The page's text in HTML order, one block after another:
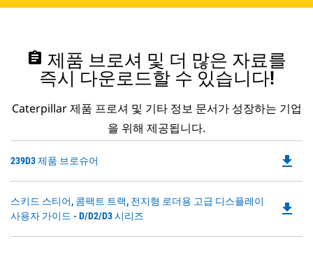
assignment 제품 브로셔 및 더 많은 자료를
즉시 다운로드할 수 있습니다!
Caterpillar 제품 프로셔 및 기타 정보 문서가 성장하는 기업
을 위해 제공됩니다.
239D3 제품 브로슈어 file_download
스키드 스티어, 콤팩트 트랙, 전지형 로더용 고급 디스플레이
사용자 가이드 - D/D2/D3 시리즈
file_download